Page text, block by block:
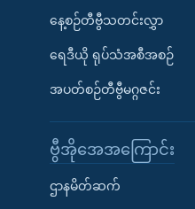
နေ့စဉ်တီဗွီသတင်းလွှာ
ရေဒီယို ရုပ်သံအစီအစဉ်
အပတ်စဉ်တီဗွီမဂ္ဂဇင်း
ဗွီအိုအေအကြောင်း
ဌာနမိတ်ဆက်